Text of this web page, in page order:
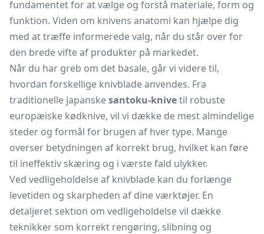
fundamentet for at vælge og forstå materiale, form og
funktion. Viden om knivens anatomi kan hjælpe dig
med at træffe informerede valg, når du står over for
den brede vifte af produkter på markedet.
Når du har greb om det basale, går vi videre til,
hvordan forskellige knivblade anvendes. Fra
traditionelle japanskesantoku-knivetil robuste
europæiske kødknive, vil vi dække de mest almindelige
steder og formål for brugen af hver type. Mange
overser betydningen af korrekt brug, hvilket kan føre
til ineffektiv skæring og i værste fald ulykker.
Ved vedligeholdelse af knivblade kan du forlænge
levetiden og skarpheden af dine værktøjer. En
detaljeret sektion om vedligeholdelse vil dække
teknikker som korrekt rengøring, slibning og